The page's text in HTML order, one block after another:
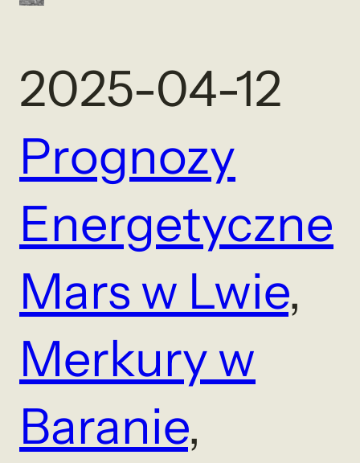
2025-04-12
Prognozy
Energetyczne
Mars w Lwie
Merkury w
Baranie